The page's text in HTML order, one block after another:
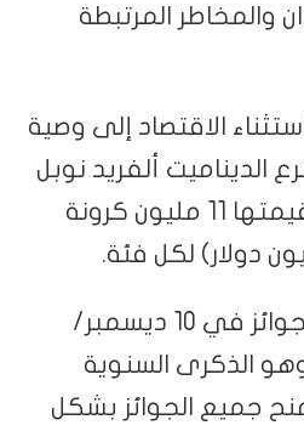
والمخاطر المرتبطة
الاقتصاد إلى وصية
الديناميت ألفريد نوبل
(1833-1896)، وتبلغ قيمتها 11 مليون كرونة
دولار) لكل فئة.
ومن المقرر تسليم الجوائز في 10 ديسمبر/
الذكرى السنوية
جميع الجوائز بشكل